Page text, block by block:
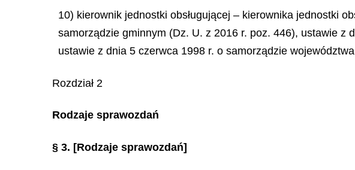
10) kierownik jednostki obsługującej – kierownika jednostki
samorządzie gminnym (Dz. U. z 2016 r. poz. 446), ustawie z
ustawie z dnia 5 czerwca 1998 r. o samorządzie
Rozdział 2
Rodzaje sprawozdań
§ 3. [Rodzaje sprawozdań]